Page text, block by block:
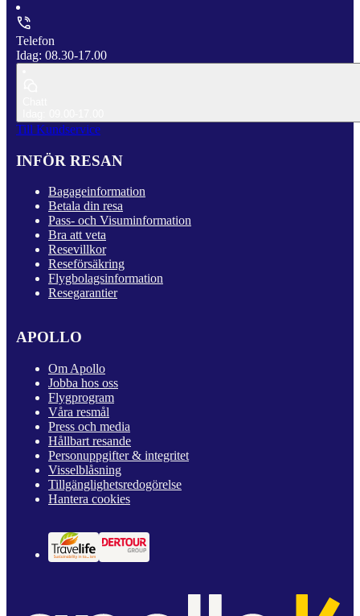
Telefon
Idag: 08.30-17.00
Till Kundservice
INFÖR RESAN
Bagageinformation
Betala din resa
Pass- och Visuminformation
Bra att veta
Resevillkor
Reseförsäkring
Flygbolagsinformation
Resegarantier
APOLLO
Om Apollo
Jobba hos oss
Flygprogram
Våra resmål
Press och media
Hållbart resande
Personuppgifter & integritet
Visselblåsning
Tillgänglighetsredogörelse
Hantera cookies